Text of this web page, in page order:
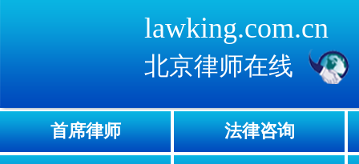
lawking.com.cn
北京律师在线
首席律师 法律咨询